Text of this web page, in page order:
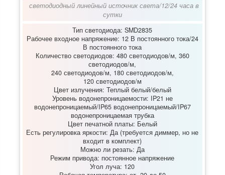
светодиодный линейный источник света/12/24 часа в
сутки
Тип светодиода: SMD2835
Рабочее входное напряжение: 12 В постоянного тока/24
В постоянного тока
Количество светодиодов: 480 светодиодов/м, 360
светодиодов/м,
240 светодиодов/м, 180 светодиодов/м,
120 светодиодов/м
Цвет излучения: Теплый белый/белый
Уровень водонепроницаемости: IP21 не
водонепроницаемый/IP65 водонепроницаемый/IP67
водонепроницаемая трубка
Цвет печатной платы: Белый
Есть регулировка яркости: Да (требуется диммер, но не
входит в комплект)
Можно ли резать: Да
Режим привода: постоянное напряжение
Угол луча: 120